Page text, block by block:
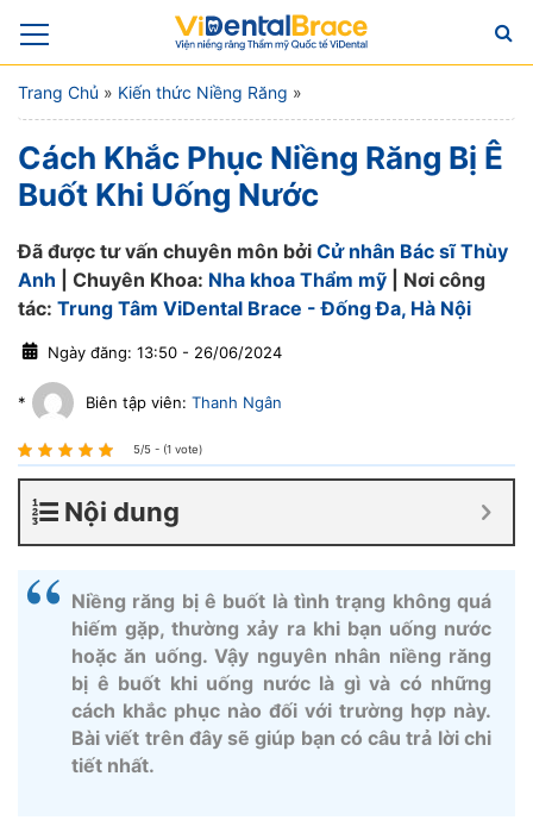
Trang Chủ » Kiến thức Niềng Răng »
Cách Khắc Phục Niềng Răng Bị Ê
Buốt Khi Uống Nước
Đã được tư vấn chuyên môn bởi Cử nhân Bác sĩ Thùy
Anh | Chuyên Khoa: Nha khoa Thẩm mỹ | Nơi công
tác: Trung Tâm ViDental Brace - Đống Đa, Hà Nội
Ngày đăng: 13:50 - 26/06/2024
* Biên tập viên: Thanh Ngân
5/5 - (1 vote)
Nội dung
Niềng răng bị ê buốt là tình trạng không quá
hiếm gặp, thường xảy ra khi bạn uống nước
hoặc ăn uống. Vậy nguyên nhân niềng răng
bị ê buốt khi uống nước là gì và có những
cách khắc phục nào đối với trường hợp này.
Bài viết trên đây sẽ giúp bạn có câu trả lời chi
tiết nhất.